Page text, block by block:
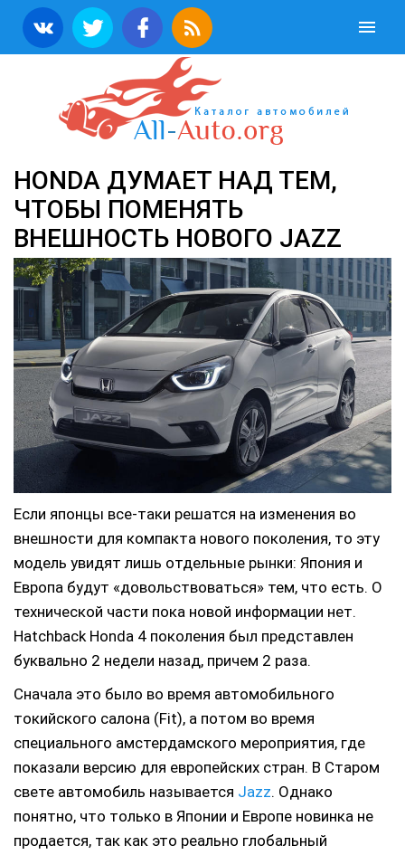
HONDA ДУМАЕТ НАД ТЕМ,
ЧТОБЫ ПОМЕНЯТЬ
ВНЕШНОСТЬ НОВОГО JAZZ
Если японцы все-таки решатся на изменения во
внешности для компакта нового поколения, то эту
модель увидят лишь отдельные рынки: Япония и
Европа будут «довольствоваться» тем, что есть. О
технической части пока новой информации нет.
Hatchback Honda 4 поколения был представлен
буквально 2 недели назад, причем 2 раза.
Сначала это было во время автомобильного
токийского салона (Fit), а потом во время
специального амстердамского мероприятия, где
показали версию для европейских стран. В Старом
свете автомобиль называется Jazz. Однако
понятно, что только в Японии и Европе новинка не
продается, так как это реально глобальный